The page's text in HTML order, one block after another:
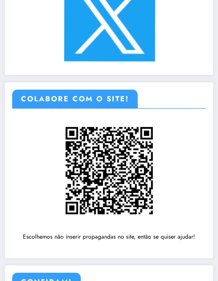
COLABORE COM O SITE!
Escolhemos não inserir propagandas no site, então se quiser ajudar!